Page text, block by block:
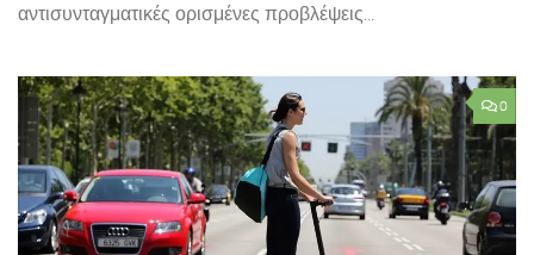
αντισυνταγματικές ορισμένες προβλέψεις...
0